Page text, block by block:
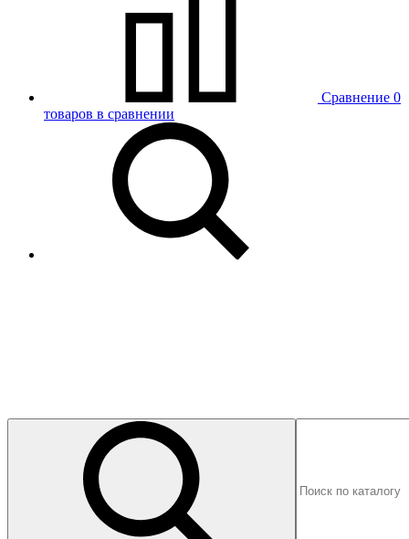
Сравнение 0
товаров в сравнении